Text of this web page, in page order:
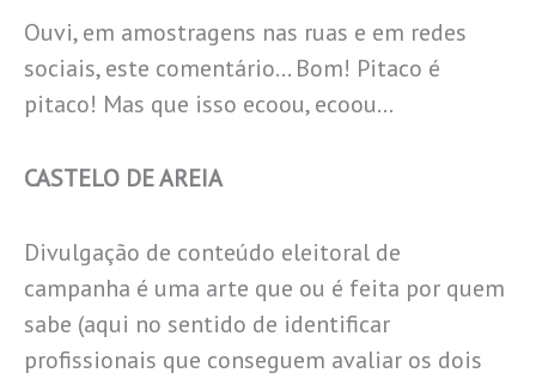
Ouvi, em amostragens nas ruas e em redes
sociais, este comentário… Bom! Pitaco é
pitaco! Mas que isso ecoou, ecoou…
CASTELO DE AREIA
Divulgação de conteúdo eleitoral de
campanha é uma arte que ou é feita por quem
sabe (aqui no sentido de identificar
profissionais que conseguem avaliar os dois